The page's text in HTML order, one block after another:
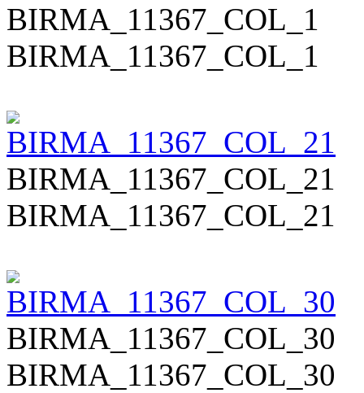
BIRMA_11367_COL_1
BIRMA_11367_COL_1
BIRMA_11367_COL_21
BIRMA_11367_COL_21
BIRMA_11367_COL_30
BIRMA_11367_COL_30